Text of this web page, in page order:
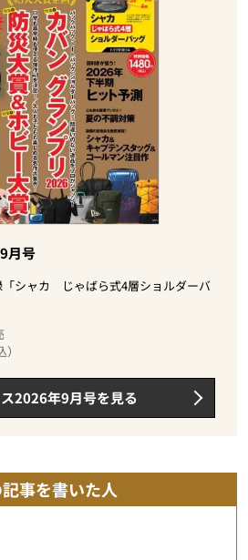
月号
シャカ じゃばら式4層ショルダーバ
2026年9月号を見る
事を書いた人